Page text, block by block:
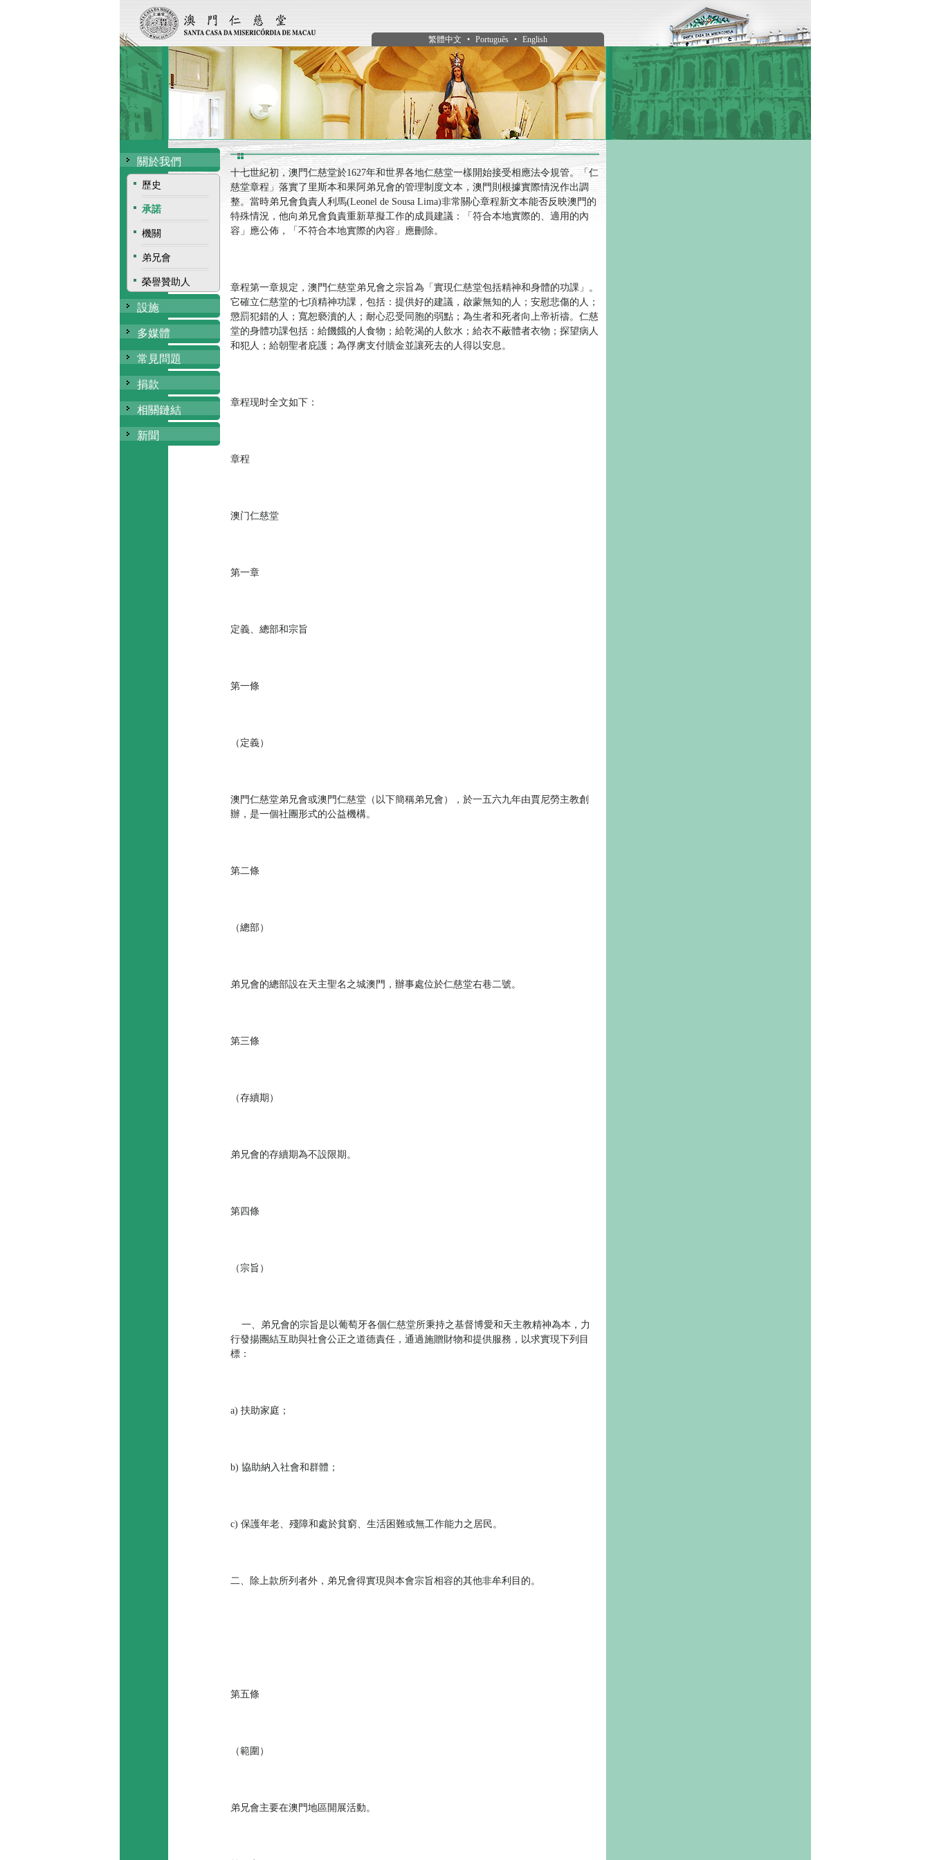
繁體中文 • Português • English
關於我們
歷史
承諾
機關
弟兄會
榮譽贊助人
設施
多媒體
常見問題
捐款
相關鏈結
新聞
十七世紀初，澳門仁慈堂於1627年和世界各地仁慈堂一樣開始接受相應法令規管。「仁
慈堂章程」落實了里斯本和果阿弟兄會的管理制度文本，澳門則根據實際情況作出調
整。當時弟兄會負責人利馬(Leonel de Sousa Lima)非常關心章程新文本能否反映澳門的
特殊情況，他向弟兄會負責重新草擬工作的成員建議：「符合本地實際的、適用的內
容」應公佈，「不符合本地實際的內容」應刪除。
章程第一章規定，澳門仁慈堂弟兄會之宗旨為「實現仁慈堂包括精神和身體的功課」。
它確立仁慈堂的七項精神功課，包括：提供好的建議，啟蒙無知的人；安慰悲傷的人；
懲罰犯錯的人；寬恕褻瀆的人；耐心忍受同胞的弱點；為生者和死者向上帝祈禱。仁慈
堂的身體功課包括：給饑餓的人食物；給乾渴的人飲水；給衣不蔽體者衣物；探望病人
和犯人；給朝聖者庇護；為俘虜支付贖金並讓死去的人得以安息。
章程现时全文如下：
章程
澳门仁慈堂
第一章
定義、總部和宗旨
第一條
（定義）
澳門仁慈堂弟兄會或澳門仁慈堂（以下簡稱弟兄會），於一五六九年由賈尼勞主教創
辦，是一個社團形式的公益機構。
第二條
（總部）
弟兄會的總部設在天主聖名之城澳門，辦事處位於仁慈堂右巷二號。
第三條
（存續期）
弟兄會的存續期為不設限期。
第四條
（宗旨）
一、弟兄會的宗旨是以葡萄牙各個仁慈堂所秉持之基督博愛和天主教精神為本，力
行發揚團結互助與社會公正之道德責任，通過施贈財物和提供服務，以求實現下列目
標：
a) 扶助家庭；
b) 協助納入社會和群體；
c) 保護年老、殘障和處於貧窮、生活困難或無工作能力之居民。
二、除上款所列者外，弟兄會得實現與本會宗旨相容的其他非牟利目的。
第五條
（範圍）
弟兄會主要在澳門地區開展活動。